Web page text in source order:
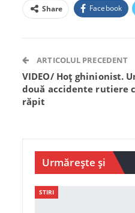
Share Facebook
ARTICOLUL PRECEDENT
VIDEO/ Hoț ghinionist.
două accidente rutiere
răpit
Urmărește și
STIRI